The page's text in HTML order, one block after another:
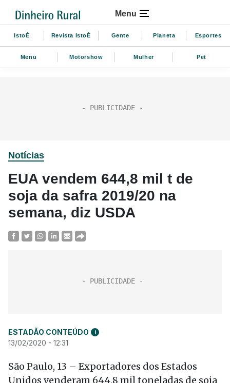
Menu
IstoÉ Revista IstoÉ Gente Planeta Esportes
Menu Motorshow Mulher Pet
Notícias
EUA vendem 644,8 mil t de
soja da safra 2019/20 na
semana, diz USDA
ESTADÃO CONTEÚDO i
13/02/2020 - 12:31
São Paulo, 13 – Exportadores dos Estados
Unidos venderam 644,8 mil toneladas de soja